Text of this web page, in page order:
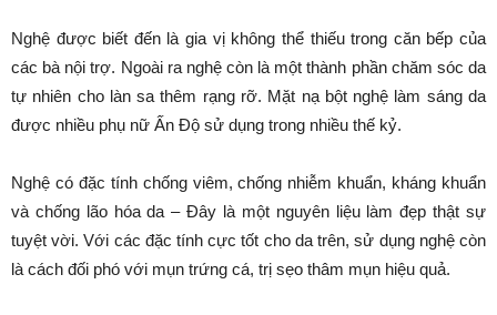
Nghệ được biết đến là gia vị không thể thiếu trong căn bếp của
các bà nội trợ. Ngoài ra nghệ còn là một thành phần chăm sóc da
tự nhiên cho làn sa thêm rạng rỡ. Mặt nạ bột nghệ làm sáng da
được nhiều phụ nữ Ấn Độ sử dụng trong nhiều thế kỷ.
Nghệ có đặc tính chống viêm, chống nhiễm khuẩn, kháng khuẩn
và chống lão hóa da – Đây là một nguyên liệu làm đẹp thật sự
tuyệt vời. Với các đặc tính cực tốt cho da trên, sử dụng nghệ còn
là cách đối phó với mụn trứng cá, trị sẹo thâm mụn hiệu quả.